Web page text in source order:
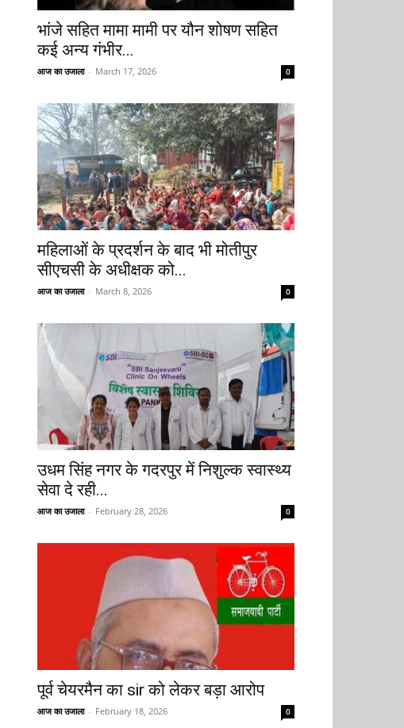
भांजे सहित मामा मामी पर यौन शोषण सहित
कई अन्य गंभीर...
आज का उजाला - March 17, 2026 0
महिलाओं के प्रदर्शन के बाद भी मोतीपुर
सीएचसी के अधीक्षक को...
आज का उजाला - March 8, 2026 0
उधम सिंह नगर के गदरपुर में निशुल्क स्वास्थ्य
सेवा दे रही...
आज का उजाला - February 28, 2026 0
पूर्व चेयरमैन का sir को लेकर बड़ा आरोप
आज का उजाला - February 18, 2026 0